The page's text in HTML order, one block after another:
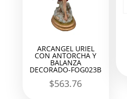
ARCANGEL URIEL
CON ANTORCHA Y
BALANZA
DECORADO-FOG023B
$563.76